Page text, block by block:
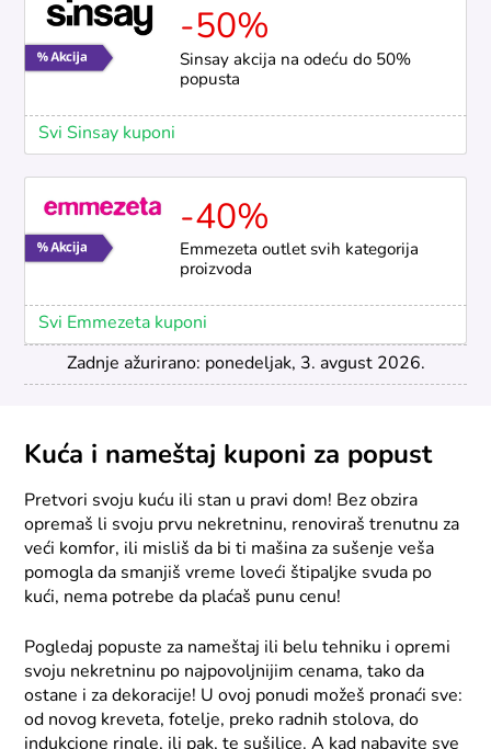
-50%
Sinsay akcija na odeću do 50%
popusta
Svi Sinsay kuponi
-40%
Emmezeta outlet svih kategorija
proizvoda
Svi Emmezeta kuponi
Zadnje ažurirano: ponedeljak, 3. avgust 2026.
Kuća i nameštaj kuponi za popust
Pretvori svoju kuću ili stan u pravi dom! Bez obzira
opremaš li svoju prvu nekretninu, renoviraš trenutnu za
veći komfor, ili misliš da bi ti mašina za sušenje veša
pomogla da smanjiš vreme loveći štipaljke svuda po
kući, nema potrebe da plaćaš punu cenu!
Pogledaj popuste za nameštaj ili belu tehniku i opremi
svoju nekretninu po najpovoljnijim cenama, tako da
ostane i za dekoracije! U ovoj ponudi možeš pronaći sve:
od novog kreveta, fotelje, preko radnih stolova, do
indukcione ringle, ili pak, te sušilice. A kad nabavite sve